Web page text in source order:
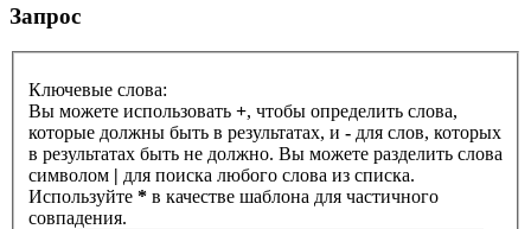
Запрос
Ключевые слова:
Вы можете использовать +, чтобы определить слова,
которые должны быть в результатах, и - для слов, которых
в результатах быть не должно. Вы можете разделить слова
символом | для поиска любого слова из списка.
Используйте * в качестве шаблона для частичного
совпадения.